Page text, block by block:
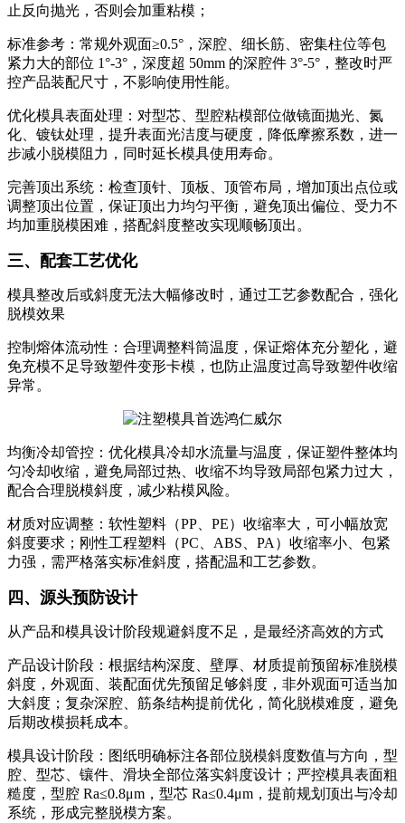
止反向抛光，否则会加重粘模；
标准参考：常规外观面≥0.5°，深腔、细长筋、密集柱位等包
紧力大的部位 1°-3°，深度超 50mm 的深腔件 3°-5°，整改时严
控产品装配尺寸，不影响使用性能。
优化模具表面处理：对型芯、型腔粘模部位做镜面抛光、氮
化、镀钛处理，提升表面光洁度与硬度，降低摩擦系数，进一
步减小脱模阻力，同时延长模具使用寿命。
完善顶出系统：检查顶针、顶板、顶管布局，增加顶出点位或
调整顶出位置，保证顶出力均匀平衡，避免顶出偏位、受力不
均加重脱模困难，搭配斜度整改实现顺畅顶出。
三、配套工艺优化
模具整改后或斜度无法大幅修改时，通过工艺参数配合，强化
脱模效果
控制熔体流动性：合理调整料筒温度，保证熔体充分塑化，避
免充模不足导致塑件变形卡模，也防止温度过高导致塑件收缩
异常。
均衡冷却管控：优化模具冷却水流量与温度，保证塑件整体均
匀冷却收缩，避免局部过热、收缩不均导致局部包紧力过大，
配合合理脱模斜度，减少粘模风险。
材质对应调整：软性塑料（PP、PE）收缩率大，可小幅放宽
斜度要求；刚性工程塑料（PC、ABS、PA）收缩率小、包紧
力强，需严格落实标准斜度，搭配温和工艺参数。
四、源头预防设计
从产品和模具设计阶段规避斜度不足，是最经济高效的方式
产品设计阶段：根据结构深度、壁厚、材质提前预留标准脱模
斜度，外观面、装配面优先预留足够斜度，非外观面可适当加
大斜度；复杂深腔、筋条结构提前优化，简化脱模难度，避免
后期改模损耗成本。
模具设计阶段：图纸明确标注各部位脱模斜度数值与方向，型
腔、型芯、镶件、滑块全部位落实斜度设计；严控模具表面粗
糙度，型腔 Ra≤0.8μm，型芯 Ra≤0.4μm，提前规划顶出与冷却
系统，形成完整脱模方案。